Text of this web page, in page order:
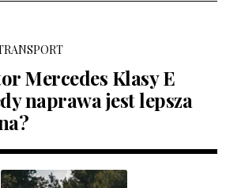
Mercedes Klasy E
naprawa jest lepsza